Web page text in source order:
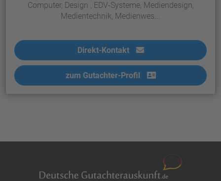
Computer, Design , EDV-Systeme, Mediendesign,
Medientechnik, Medienwes...
Direkt-Kontakt
zum Gutachter-Profil